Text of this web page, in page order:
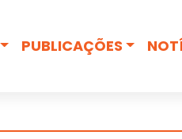
PUBLICAÇÕES